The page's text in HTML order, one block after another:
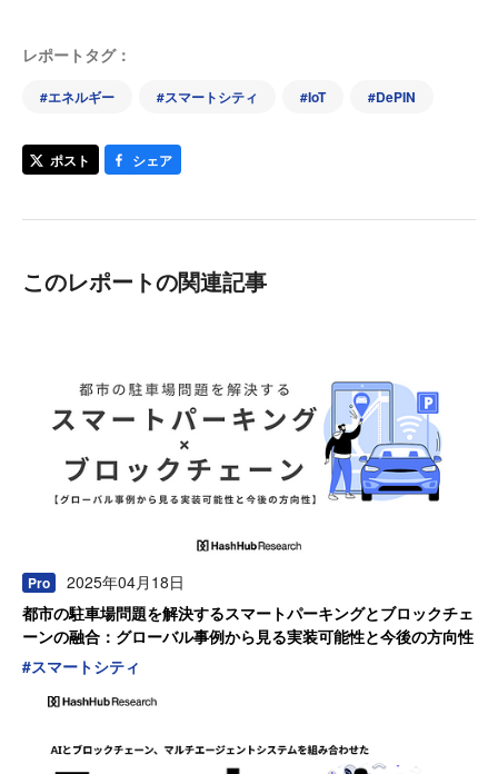
レポートタグ：
#エネルギー #スマートシティ #IoT #DePIN
ポスト シェア
このレポートの関連記事
Pro
2025年04月18日
都市の駐車場問題を解決するスマートパーキングとブロックチェ
ーンの融合：グローバル事例から見る実装可能性と今後の方向性
#スマートシティ